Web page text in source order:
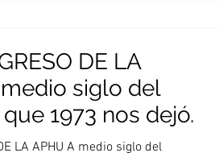
DE LA
siglo del
1973 nos dejó.
LA APHU A medio siglo del